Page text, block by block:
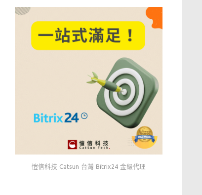
愷信科技 Catsun 台灣 Bitrix24 金級代理